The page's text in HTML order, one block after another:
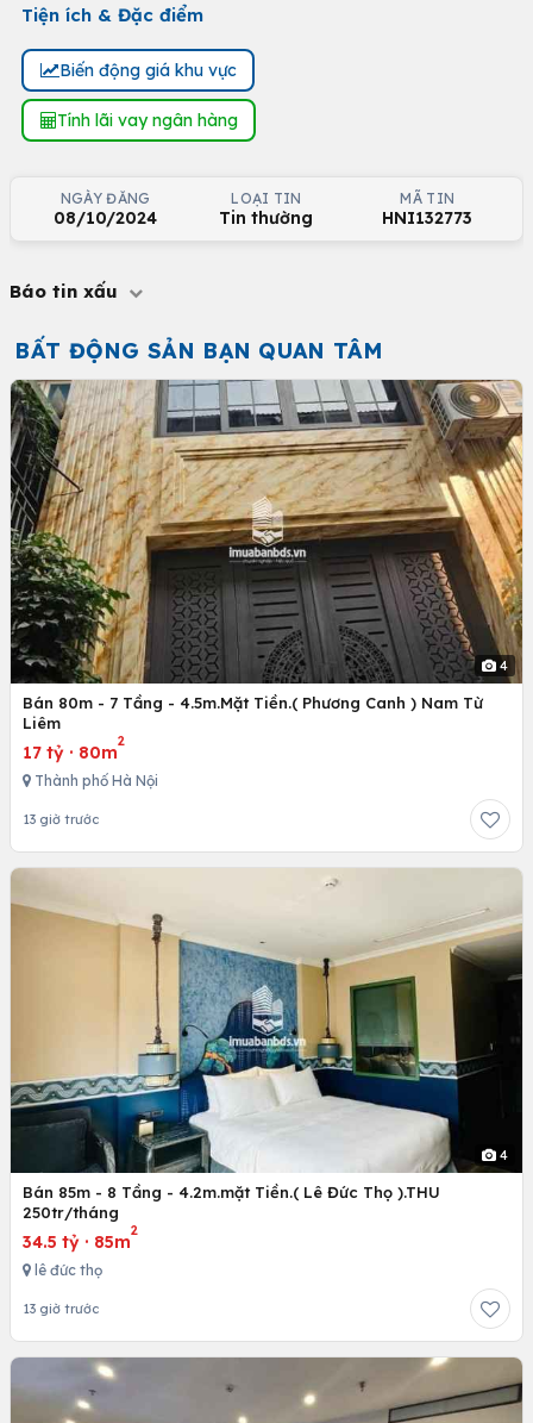
Tiện ích & Đặc điểm
Biến động giá khu vực
Tính lãi vay ngân hàng
NGÀY ĐĂNG
08/10/2024
LOẠI TIN
Tin thường
MÃ TIN
HNI132773
Báo tin xấu
BẤT ĐỘNG SẢN BẠN QUAN TÂM
4
Bán 80m - 7 Tầng - 4.5m.Mặt Tiền.( Phương Canh ) Nam Từ
Liêm
17 tỷ · 80m
2
Thành phố Hà Nội
13 giờ trước
4
Bán 85m - 8 Tầng - 4.2m.mặt Tiền.( Lê Đức Thọ ).THU
250tr/tháng
34.5 tỷ · 85m
2
lê đức thọ
13 giờ trước